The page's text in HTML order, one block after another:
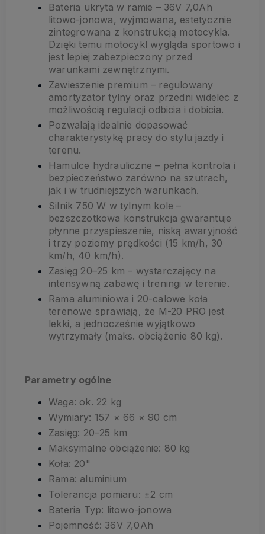
Bateria ukryta w ramie – 36V 7,0Ah
litowo-jonowa, wyjmowana, estetycznie
zintegrowana z konstrukcją motocykla.
Dzięki temu motocykl wygląda sportowo i
jest lepiej zabezpieczony przed
warunkami zewnętrznymi.
Zawieszenie premium – regulowany
amortyzator tylny oraz przedni widelec z
możliwością regulacji odbicia i dobicia.
Pozwalają idealnie dopasować
charakterystykę pracy do stylu jazdy i
terenu.
Hamulce hydrauliczne – pełna kontrola i
bezpieczeństwo zarówno na szutrach,
jak i w trudniejszych warunkach.
Silnik 750 W w tylnym kole –
bezszczotkowa konstrukcja gwarantuje
płynne przyspieszenie, niską awaryjność
i trzy poziomy prędkości (15 km/h, 30
km/h, 40 km/h).
Zasięg 20–25 km – wystarczający na
intensywną zabawę i treningi w terenie.
Rama aluminiowa i 20-calowe koła
terenowe sprawiają, że M-20 PRO jest
lekki, a jednocześnie wyjątkowo
wytrzymały (maks. obciążenie 80 kg).
Parametry ogólne
Waga: ok. 22 kg
Wymiary: 157 × 66 × 90 cm
Zasięg: 20–25 km
Maksymalne obciążenie: 80 kg
Koła: 20"
Rama: aluminium
Tolerancja pomiaru: ±2 cm
Bateria Typ: litowo-jonowa
Pojemność: 36V 7,0Ah